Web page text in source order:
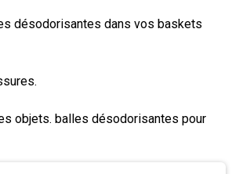
désodorisantes dans vos baskets
objets. balles désodorisantes pour